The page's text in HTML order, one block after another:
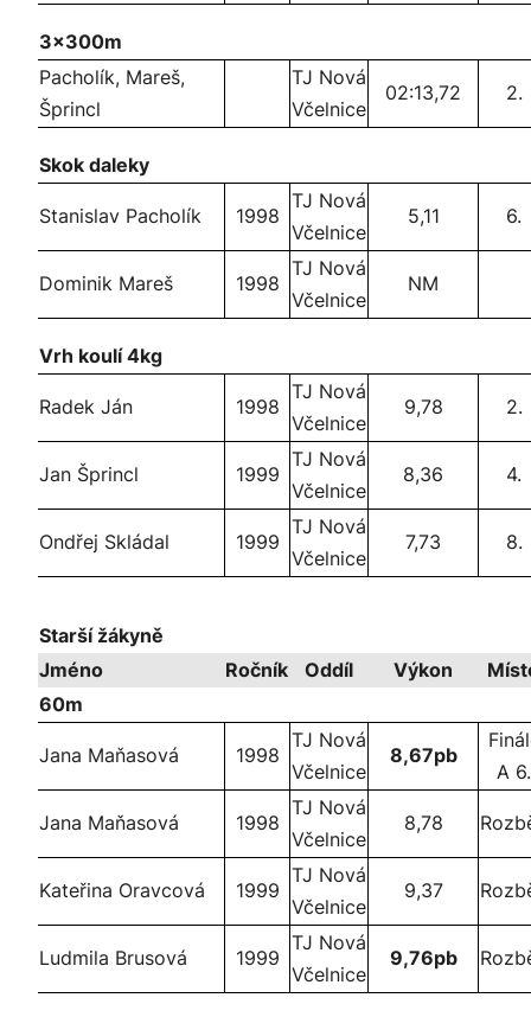
3x300m
Pacholík, Mareš,
Šprincl
TJ Nová
Včelnice
02:13,72 2.
Skok daleky
Stanislav Pacholík 1998
TJ Nová
Včelnice
5,11 6.
Dominik Mareš 1998
TJ Nová
Včelnice
NM
Vrh koulí 4kg
Radek Ján 1998
TJ Nová
Včelnice
9,78 2.
Jan Šprincl 1999
TJ Nová
Včelnice
8,36 4.
Ondřej Skládal 1999
TJ Nová
Včelnice
7,73 8.
Starší žákyně
Jméno
Ročník Oddíl Výkon
60m
Jana Maňasová 1998
TJ Nová
Včelnice
8,67pb
A 6.
Jana Maňasová 1998
TJ Nová
Včelnice
8,78
Kateřina Oravcová 1999
TJ Nová
Včelnice
9,37
Ludmila Brusová 1999
TJ Nová
Včelnice
9,76pb